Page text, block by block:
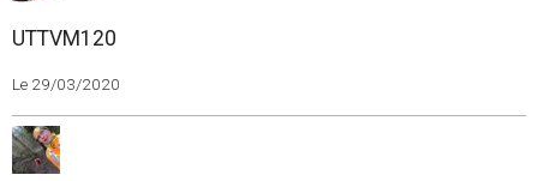
UTTVM120
Le 29/03/2020